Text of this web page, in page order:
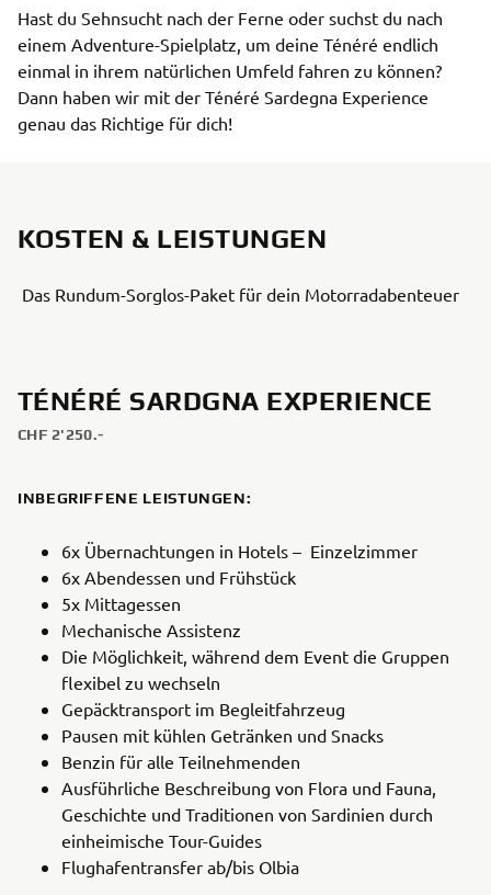
Hast du Sehnsucht nach der Ferne oder suchst du nach
einem Adventure-Spielplatz, um deine Ténéré endlich
einmal in ihrem natürlichen Umfeld fahren zu können?
Dann haben wir mit der Ténéré Sardegna Experience
genau das Richtige für dich!
KOSTEN & LEISTUNGEN
Das Rundum-Sorglos-Paket für dein Motorradabenteuer
TÉNÉRÉ SARDGNA EXPERIENCE
CHF 2'250.-
INBEGRIFFENE LEISTUNGEN:
6x Übernachtungen in Hotels – Einzelzimmer
6x Abendessen und Frühstück
5x Mittagessen
Mechanische Assistenz
Die Möglichkeit, während dem Event die Gruppen
flexibel zu wechseln
Gepäcktransport im Begleitfahrzeug
Pausen mit kühlen Getränken und Snacks
Benzin für alle Teilnehmenden
Ausführliche Beschreibung von Flora und Fauna,
Geschichte und Traditionen von Sardinien durch
einheimische Tour-Guides
Flughafentransfer ab/bis Olbia